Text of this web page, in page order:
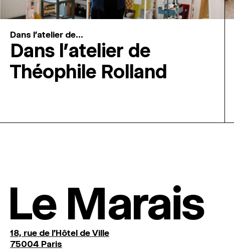
Dans l'atelier de...
Dans l’atelier de
Théophile Rolland
Le Marais
18, rue de l'Hôtel de Ville
75004 Paris